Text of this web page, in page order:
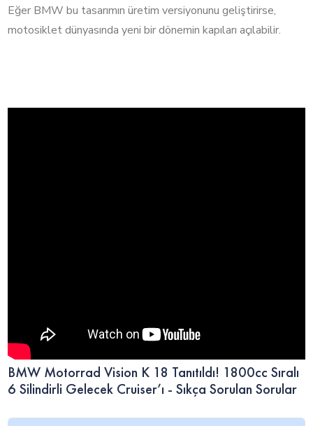
Eğer BMW bu tasarımın üretim versiyonunu geliştirirse,
motosiklet dünyasında yeni bir dönemin kapıları açılabilir.
BMW Motorrad Vision K 18 Tanıtıldı! 1800cc Sıralı
6 Silindirli Gelecek Cruiser’ı - Sıkça Sorulan Sorular